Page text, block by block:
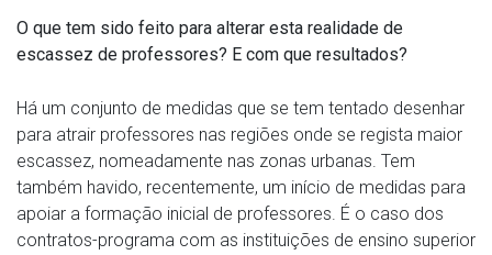
O que tem sido feito para alterar esta realidade de
escassez de professores? E com que resultados?
Há um conjunto de medidas que se tem tentado desenhar
para atrair professores nas regiões onde se regista maior
escassez, nomeadamente nas zonas urbanas. Tem
também havido, recentemente, um início de medidas para
apoiar a formação inicial de professores. É o caso dos
contratos-programa com as instituições de ensino superior